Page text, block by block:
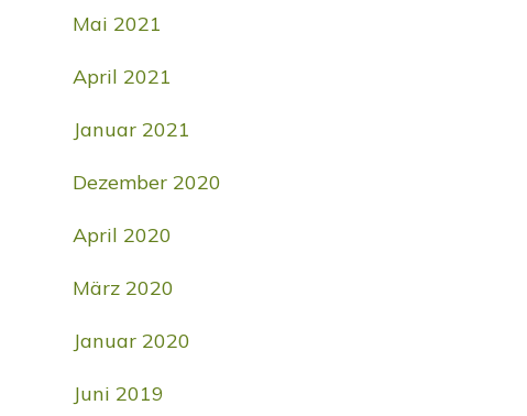
Mai 2021
April 2021
Januar 2021
Dezember 2020
April 2020
März 2020
Januar 2020
Juni 2019